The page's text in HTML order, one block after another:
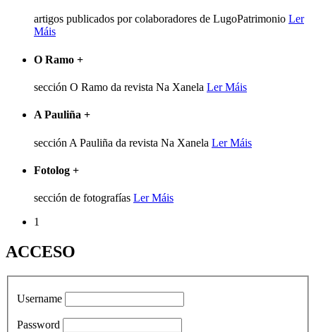
artigos publicados por colaboradores de LugoPatrimonio Ler
Máis
O Ramo +
sección O Ramo da revista Na Xanela Ler Máis
A Pauliña +
sección A Pauliña da revista Na Xanela Ler Máis
Fotolog +
sección de fotografías Ler Máis
1
ACCESO
Username
Password